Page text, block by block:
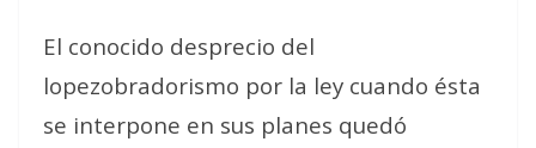
El conocido desprecio del
lopezobradorismo por la ley cuando ésta
se interpone en sus planes quedó